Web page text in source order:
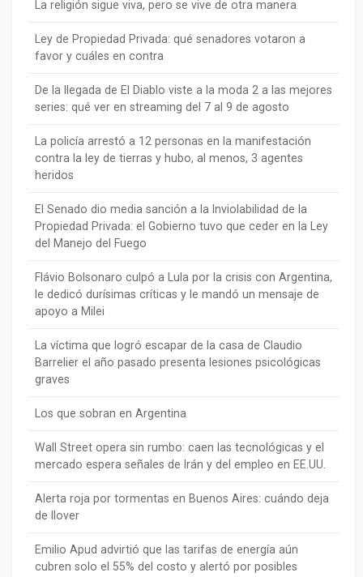
La religión sigue viva, pero se vive de otra manera
Ley de Propiedad Privada: qué senadores votaron a
favor y cuáles en contra
De la llegada de El Diablo viste a la moda 2 a las mejores
series: qué ver en streaming del 7 al 9 de agosto
La policía arrestó a 12 personas en la manifestación
contra la ley de tierras y hubo, al menos, 3 agentes
heridos
El Senado dio media sanción a la Inviolabilidad de la
Propiedad Privada: el Gobierno tuvo que ceder en la Ley
del Manejo del Fuego
Flávio Bolsonaro culpó a Lula por la crisis con Argentina,
le dedicó durísimas críticas y le mandó un mensaje de
apoyo a Milei
La víctima que logró escapar de la casa de Claudio
Barrelier el año pasado presenta lesiones psicológicas
graves
Los que sobran en Argentina
Wall Street opera sin rumbo: caen las tecnológicas y el
mercado espera señales de Irán y del empleo en EE.UU.
Alerta roja por tormentas en Buenos Aires: cuándo deja
de llover
Emilio Apud advirtió que las tarifas de energía aún
cubren solo el 55% del costo y alertó por posibles